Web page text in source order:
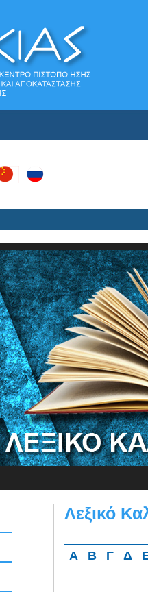
Λεξικό
Α Β Γ Δ